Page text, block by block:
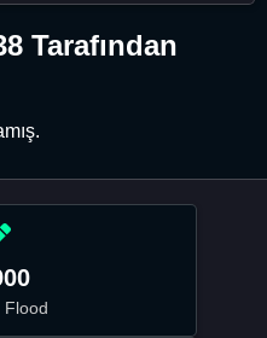
Tarafından
Flood